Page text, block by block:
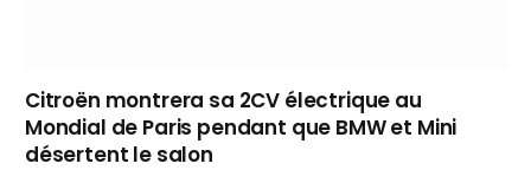
Citroën montrera sa 2CV électrique au
Mondial de Paris pendant que BMW et Mini
désertent le salon